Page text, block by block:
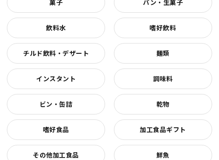
菓子 パン・生菓子
飲料水 嗜好飲料
チルド飲料・デザート 麺類
インスタント 調味料
ビン・缶詰 乾物
嗜好食品 加工食品ギフト
その他加工食品 鮮魚